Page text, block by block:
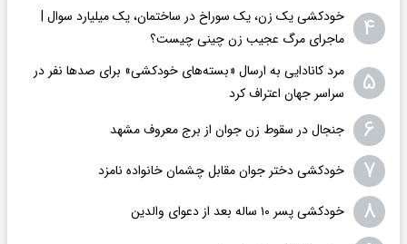
۴
خودکشی یک زن، یک سوراخ در ساختمان، یک میلیارد سوال |
ماجرای مرگ عجیب زن چینی چیست؟
۵
مرد کانادایی به ارسال «بسته‌های خودکشی» برای صدها نفر در
سراسر جهان اعتراف کرد
۶ جنجال در سقوط زن جوان از برج معروف مشهد
۷ خودکشی دختر جوان مقابل چشمان خانواده نامزد
۸ خودکشی پسر ۱۰ ساله بعد از دعوای والدین